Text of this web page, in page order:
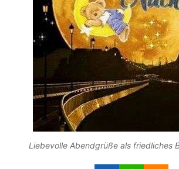
Liebevolle Abendgrüße als friedliches